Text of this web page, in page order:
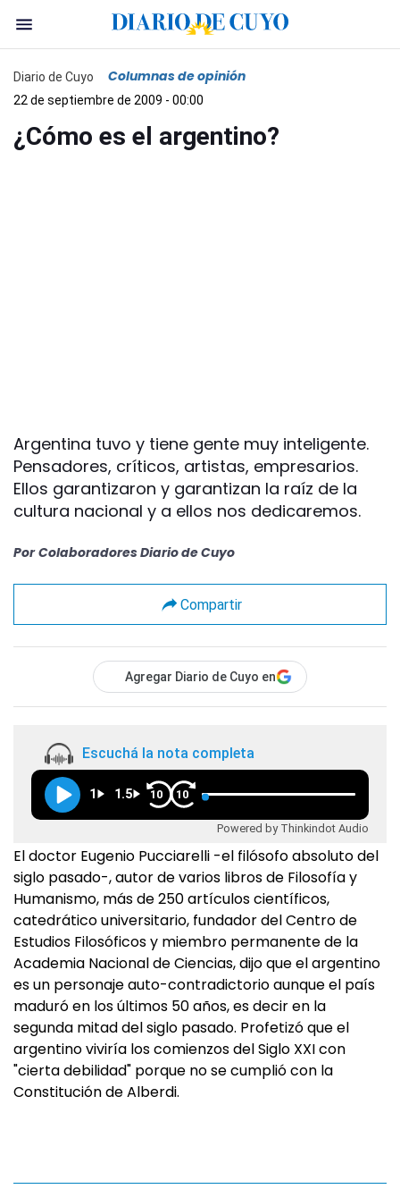
Diario de Cuyo Columnas de opinión
22 de septiembre de 2009 - 00:00
¿Cómo es el argentino?
Argentina tuvo y tiene gente muy inteligente.
Pensadores, críticos, artistas, empresarios.
Ellos garantizaron y garantizan la raíz de la
cultura nacional y a ellos nos dedicaremos.
Por Colaboradores Diario de Cuyo
Compartir
Agregar Diario de Cuyo en
Escuchá la nota completa
1 1.5 10 10
Powered by Thinkindot Audio
El doctor Eugenio Pucciarelli -el filósofo absoluto del
siglo pasado-, autor de varios libros de Filosofía y
Humanismo, más de 250 artículos científicos,
catedrático universitario, fundador del Centro de
Estudios Filosóficos y miembro permanente de la
Academia Nacional de Ciencias, dijo que el argentino
es un personaje auto-contradictorio aunque el país
maduró en los últimos 50 años, es decir en la
segunda mitad del siglo pasado. Profetizó que el
argentino viviría los comienzos del Siglo XXI con
"cierta debilidad" porque no se cumplió con la
Constitución de Alberdi.